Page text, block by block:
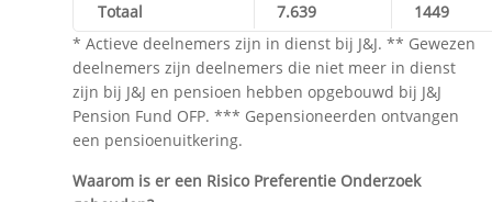
Totaal 7.639
1449
* Actieve deelnemers zijn in dienst bij J&J. ** Gewezen
deelnemers zijn deelnemers die niet meer in dienst
zijn bij J&J en pensioen hebben opgebouwd bij J&J
Pension Fund OFP. *** Gepensioneerden ontvangen
een pensioenuitkering.
Waarom is er een Risico Preferentie Onderzoek